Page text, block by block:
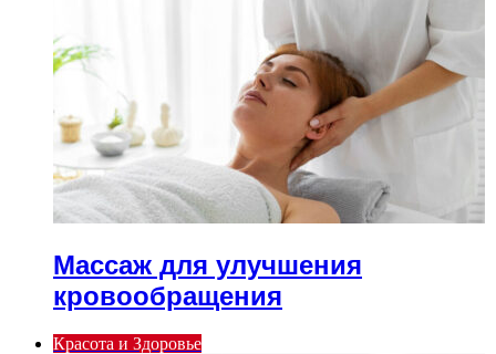
Массаж для улучшения
кровообращения
Красота и Здоровье